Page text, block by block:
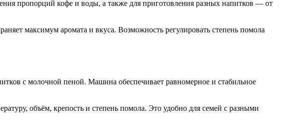
пропорций кофе и воды, а также для приготовления разных напитков — от
максимум аромата и вкуса. Возможность регулировать степень помола
с молочной пеной. Машина обеспечивает равномерное и стабильное
объём, крепость и степень помола. Это удобно для семей с разными